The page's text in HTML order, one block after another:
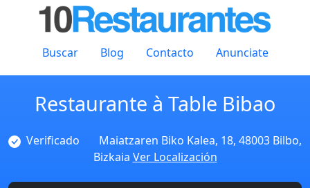
Buscar Blog Contacto Anunciate
Restaurante à Table Bibao
Verificado
Maiatzaren Biko Kalea, 18, 48003 Bilbo,
Bizkaia Ver Localización